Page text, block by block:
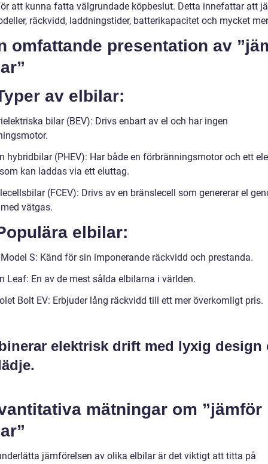
att kunna fatta välgrundade köpbeslut. Detta innefattar att
räckvidd, laddningstider, batterikapacitet och mycket
omfattande presentation av
av elbilar:
bilar (BEV): Drivs enbart av el och har ingen
hybridbilar (PHEV): Har både en förbränningsmotor och ett
kan laddas via ett eluttag.
(FCEV): Drivs av en bränslecell som genererar el
vätgas.
elbilar:
S: Känd för sin imponerande räckvidd och prestanda.
Leaf: En av de mest sålda elbilarna i världen.
Bolt EV: Erbjuder lång räckvidd till ett mer överkomligt pris.
elektrisk drift med lyxig design
mätningar om ”jämför
jämförelsen av olika elbilar är det viktigt att titta på